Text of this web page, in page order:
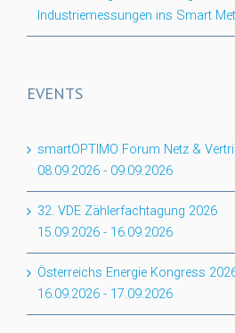
Industriemessungen ins Smart
EVENTS
smartOPTIMO Forum Netz &
08.09.2026 - 09.09.2026
32. VDE Zählerfachtagung 2026
15.09.2026 - 16.09.2026
Österreichs Energie Kongress
16.09.2026 - 17.09.2026